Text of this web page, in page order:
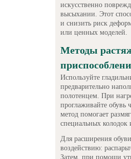
искусственно
высыхании. Этот
и снизить риск
или ценных моделей.
Методы
Используйте
предварительно
полотенцем. При
проглаживайте обувь
метод помогает
специальных
Для расширения
воздействию:
Затем, при помощи